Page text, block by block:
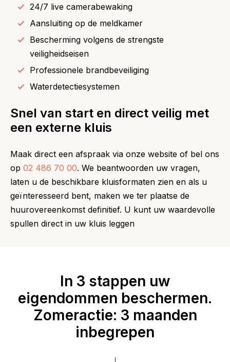
24/7 live camerabewaking
Aansluiting op de meldkamer
Bescherming volgens de strengste
veiligheidseisen
Professionele brandbeveiliging
Waterdetectiesystemen
Snel van start en direct veilig met
een externe kluis
Maak direct een afspraak via onze website of bel ons
op 02 486 70 00. We beantwoorden uw vragen,
laten u de beschikbare kluisformaten zien en als u
geïnteresseerd bent, maken we ter plaatse de
huurovereenkomst definitief. U kunt uw waardevolle
spullen direct in uw kluis leggen
In 3 stappen uw
eigendommen beschermen.
Zomeractie: 3 maanden
inbegrepen